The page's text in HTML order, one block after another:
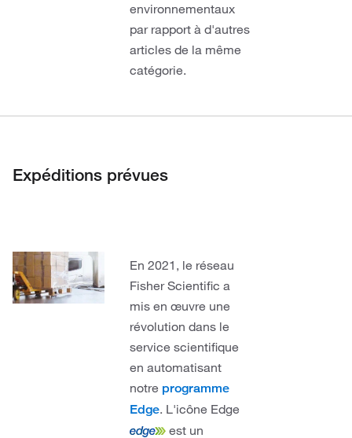
environnementaux
par rapport à d'autres
articles de la même
catégorie.
Expéditions prévues
En 2021, le réseau
Fisher Scientific a
mis en œuvre une
révolution dans le
service scientifique
en automatisant
notre programme
Edge. L'icône Edge
est un